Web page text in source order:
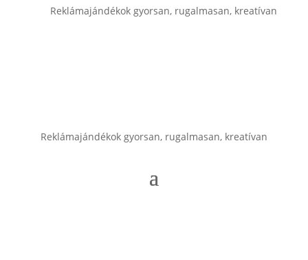
Reklámajándékok gyorsan, rugalmasan, kreatívan
Reklámajándékok gyorsan, rugalmasan, kreatívan